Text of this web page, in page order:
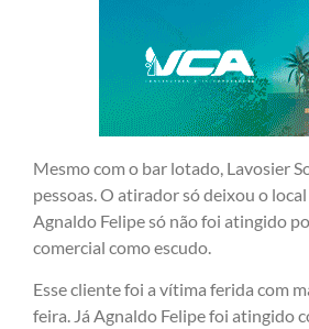
Mesmo com o bar lotado, Lavosier
pessoas. O atirador só deixou o
Agnaldo Felipe só não foi atingido
comercial como escudo.
Esse cliente foi a vítima ferida com
feira. Já Agnaldo Felipe foi atingido